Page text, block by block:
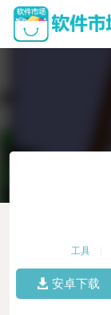
工具
安卓下载